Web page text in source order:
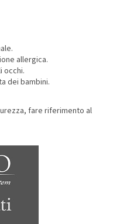
allergica.
occhi.
dei bambini.
fare riferimento al